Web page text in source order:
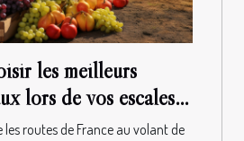
les meilleurs
lors de vos escales
en France
routes de France au volant de